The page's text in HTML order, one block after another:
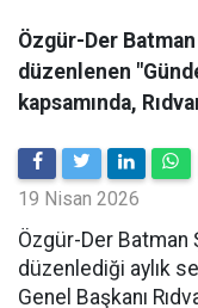
Özgür-Der
düzenlenen
kapsamında,
19 Nisan 2026
​Özgür-Der Batman
düzenlediği aylık
Genel Başkanı